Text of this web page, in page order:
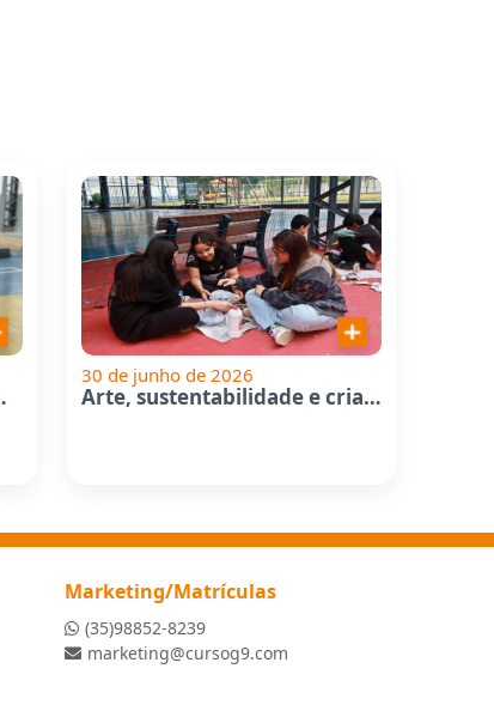
em...
30 de junho de 2026
Arte, sustentabilidade e criatividade...
Marketing/Matrículas
(35)98852-8239
marketing@cursog9.com